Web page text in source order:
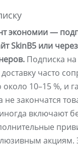
экономии —
SkinB5 или
Подписка на
часто
10–15 %, и
не закончатся
включают
акциям.